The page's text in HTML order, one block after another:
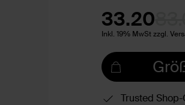
33.20
Inkl. 19% MwSt zzgl.
Trusted